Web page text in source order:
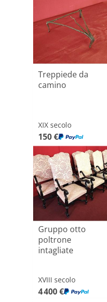
Treppiede da
camino
XIX secolo
150 €
Gruppo otto
poltrone
intagliate
XVIII secolo
4 400 €